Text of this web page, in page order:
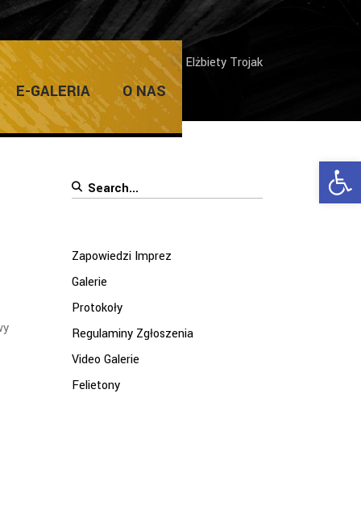
E-GALERIA O NAS
/ Wernisaż wystawy malarstwa Elżbiety Trojak
Search
Zapowiedzi Imprez
Galerie
Protokoły
Regulaminy Zgłoszenia
Video Galerie
Felietony